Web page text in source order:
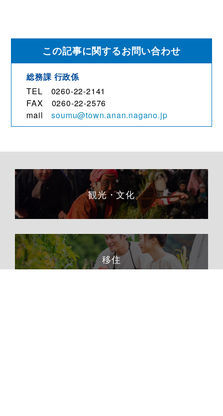
この記事に関するお問い合わせ
総務課 行政係
TEL 0260-22-2141
FAX 0260-22-2576
mailsoumu@town.anan.nagano.jp
観光・文化
移住